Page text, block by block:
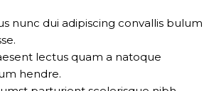
nunc dui adipiscing convallis bulum
lectus quam a natoque
hendre.